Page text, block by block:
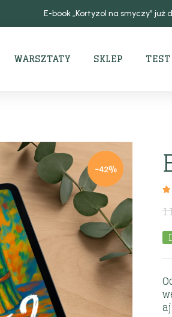
E-book „Kortyzol na smyczy” już
WARSZTATY SKLEP
-42%